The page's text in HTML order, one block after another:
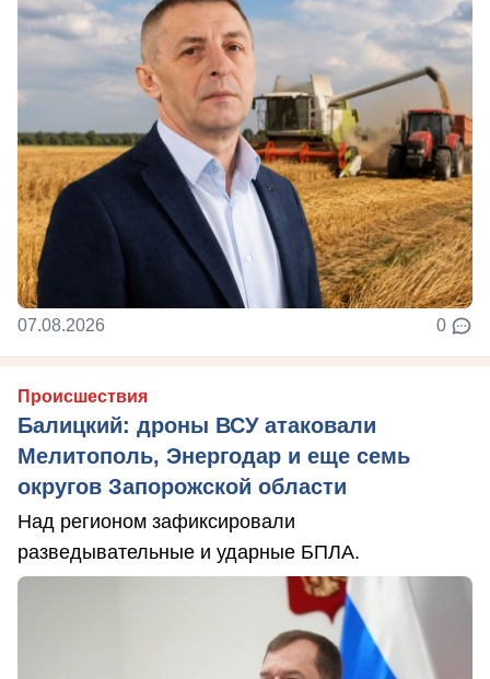
07.08.2026 0
Происшествия
Балицкий: дроны ВСУ атаковали
Мелитополь, Энергодар и еще семь
округов Запорожской области
Над регионом зафиксировали
разведывательные и ударные БПЛА.